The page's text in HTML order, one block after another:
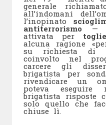
generale
all’indomani
l’inopinato
antiterrorismo—
attivata per
alcuna ragione
su richiesta di
coinvolto nel
carcere gli
brigatista per
rivendicare un
poteva
brigatista risposte
solo quello che
chiuse lì.